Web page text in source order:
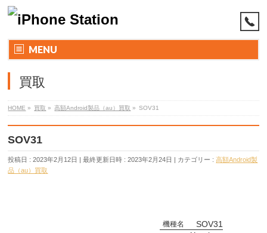
MENU
買取
HOME » 買取 » 高額Android製品（au）買取 » SOV31
SOV31
投稿日 : 2023年2月12日 最終更新日時 : 2023年2月24日 カテゴリー :高額Android製
品（au）買取
機種名 SOV31